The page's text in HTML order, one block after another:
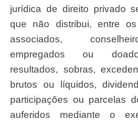
jurídica de direito privado
que não distribui, entre
associados,
empregados ou
resultados, sobras,
brutos ou líquidos,
participações ou parcelas
auferidos mediante o